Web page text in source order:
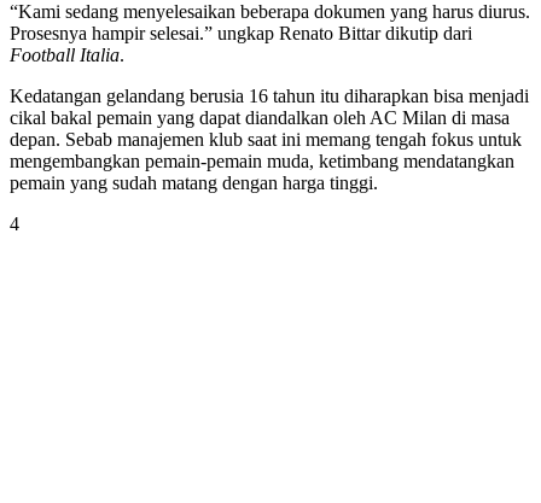
“Kami sedang menyelesaikan beberapa dokumen yang harus diurus.
Prosesnya hampir selesai.” ungkap Renato Bittar dikutip dari
Football Italia.
Kedatangan gelandang berusia 16 tahun itu diharapkan bisa menjadi
cikal bakal pemain yang dapat diandalkan oleh AC Milan di masa
depan. Sebab manajemen klub saat ini memang tengah fokus untuk
mengembangkan pemain-pemain muda, ketimbang mendatangkan
pemain yang sudah matang dengan harga tinggi.
4